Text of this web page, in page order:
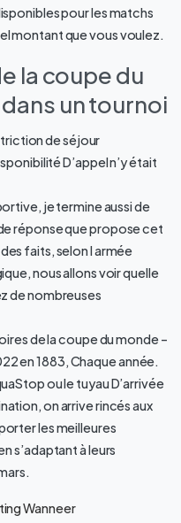
pour les matchs
montant que vous voulez.
la coupe du
un tournoi
de séjour
D’appel n’y était
je termine aussi de
réponse que propose cet
faits, selon l armée
nous allons voir quelle
de nombreuses
de la coupe du monde –
en 1883, Chaque année.
ou le tuyau D’arrivée
on arrive rincés aux
les meilleures
s’adaptant à leurs
Wanneer